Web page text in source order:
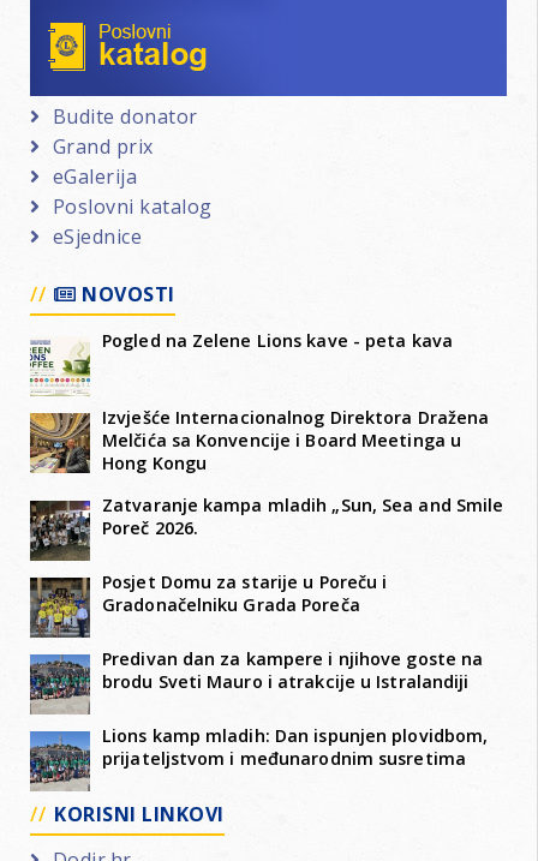
Budite donator
Grand prix
eGalerija
Poslovni katalog
eSjednice
NOVOSTI
Pogled na Zelene Lions kave - peta kava
Izvješće Internacionalnog Direktora Dražena
Melčića sa Konvencije i Board Meetinga u
Hong Kongu
Zatvaranje kampa mladih „Sun, Sea and Smile
Poreč 2026.
Posjet Domu za starije u Poreču i
Gradonačelniku Grada Poreča
Predivan dan za kampere i njihove goste na
brodu Sveti Mauro i atrakcije u Istralandiji
Lions kamp mladih: Dan ispunjen plovidbom,
prijateljstvom i međunarodnim susretima
KORISNI LINKOVI